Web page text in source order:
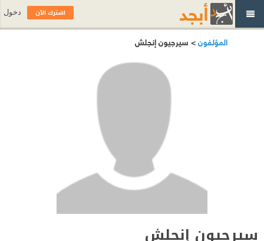
المؤلفون> سيرجيون إنجلش
سيرجيون إنجلش
اشترك الآن دخول